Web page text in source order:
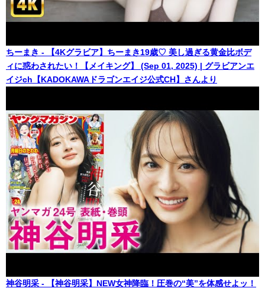
ちーまき - 【4Kグラビア】ちーまき19歳♡ 美し過ぎる黄金比ボデ
ィに惑わされたい！【メイキング】 (Sep 01, 2025) | グラビアンエ
イジch【KADOKAWAドラゴンエイジ公式CH】さんより
神谷明采 - 【神谷明采】NEW女神降臨！圧巻の“美”を体感せよッ！